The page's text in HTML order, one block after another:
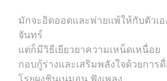
มักจะอิดออดและพ่ายแพ้ให้กับตัวเ
จันทร์
แต่ก็มีวิธีเยียวยาความเหน็ดเหนื่อย
กอบกู้ร่างและเสริมพลังใจด้วยกา
โรยผงชินเนมอน ฟังเพลง